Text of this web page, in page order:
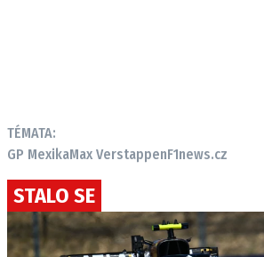
TÉMATA:
GP MexikaMax VerstappenF1news.cz
STALO SE